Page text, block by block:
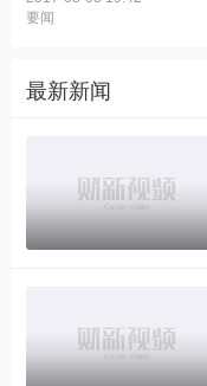
要闻
最新新闻